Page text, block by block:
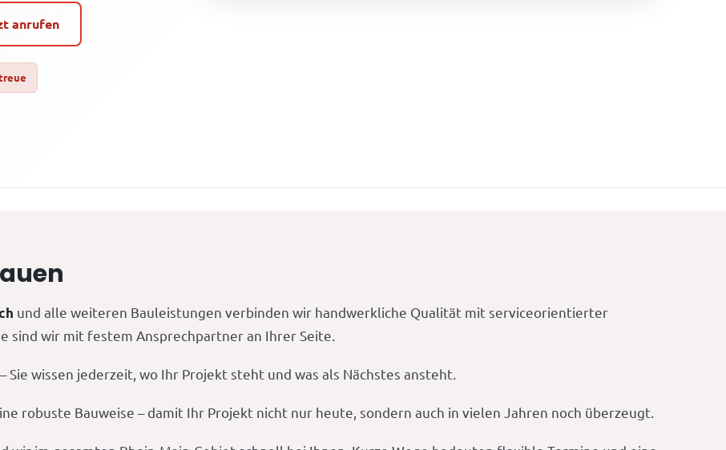
anrufen
und alle weiteren Bauleistungen verbinden wir handwerkliche Qualität mit serviceorientierter
sind wir mit festem Ansprechpartner an Ihrer Seite.
wissen jederzeit, wo Ihr Projekt steht und was als Nächstes ansteht.
robuste Bauweise – damit Ihr Projekt nicht nur heute, sondern auch in vielen Jahren noch überzeugt.